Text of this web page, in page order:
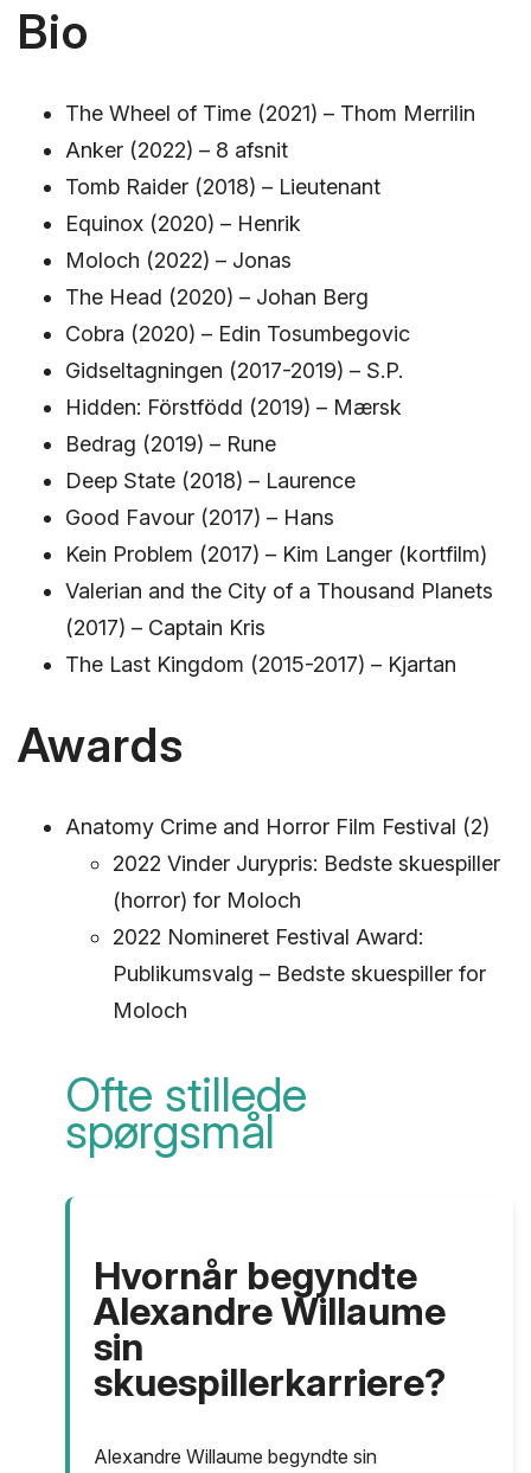
Bio
The Wheel of Time (2021) – Thom Merrilin
Anker (2022) – 8 afsnit
Tomb Raider (2018) – Lieutenant
Equinox (2020) – Henrik
Moloch (2022) – Jonas
The Head (2020) – Johan Berg
Cobra (2020) – Edin Tosumbegovic
Gidseltagningen (2017-2019) – S.P.
Hidden: Förstfödd (2019) – Mærsk
Bedrag (2019) – Rune
Deep State (2018) – Laurence
Good Favour (2017) – Hans
Kein Problem (2017) – Kim Langer (kortfilm)
Valerian and the City of a Thousand Planets
(2017) – Captain Kris
The Last Kingdom (2015-2017) – Kjartan
Awards
Anatomy Crime and Horror Film Festival (2)
2022 Vinder Jurypris: Bedste skuespiller
(horror) for Moloch
2022 Nomineret Festival Award:
Publikumsvalg – Bedste skuespiller for
Moloch
Ofte stillede
spørgsmål
Hvornår begyndte
Alexandre Willaume
sin
skuespillerkarriere?
Alexandre Willaume begyndte sin